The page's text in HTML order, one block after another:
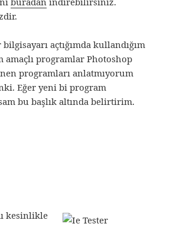
açtığımda kullandığım
amaçlı programlar Photoshop
programları anlatmıyorum
Eğer yeni bi program
bu başlık altında belirtirim.
kesinlikle